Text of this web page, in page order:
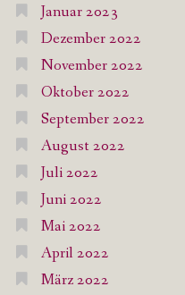
Januar 2023
Dezember 2022
November 2022
Oktober 2022
September 2022
August 2022
Juli 2022
Juni 2022
Mai 2022
April 2022
März 2022